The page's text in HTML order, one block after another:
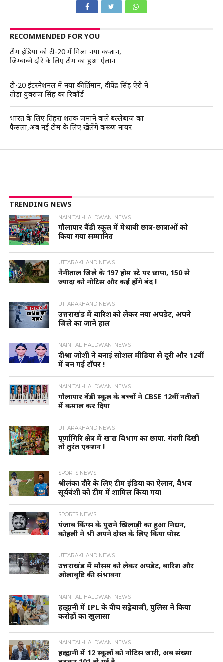
RECOMMENDED FOR YOU
टीम इंडिया को टी-20 में मिला नया कप्तान,
जिम्बाब्वे दौरे के लिए टीम का हुआ ऐलान
टी-20 इंटरनेशनल में नया कीर्तिमान, दीपेंद्र सिंह ऐरी ने
तोड़ा युवराज सिंह का रिकॉर्ड
भारत के लिए तिहरा शतक जमाने वाले बल्लेबाज का
फैसला,अब नई टीम के लिए खेलेंगे करूण नायर
TRENDING NEWS
NAINITAL-HALDWANI NEWS
गौलापार वैंडी स्कूल में मेधावी छात्र-छात्राओं को
किया गया सम्मानित
UTTARAKHAND NEWS
नैनीताल जिले के 197 होम स्टे पर छापा, 150 से
ज्यादा को नोटिस और कई होंगे बंद !
UTTARAKHAND NEWS
उत्तराखंड में बारिश को लेकर नया अपडेट, अपने
जिले का जाने हाल
NAINITAL-HALDWANI NEWS
दीश्रा जोशी ने बनाई सोशल मीडिया से दूरी और 12वीं
में बन गई टॉपर !
NAINITAL-HALDWANI NEWS
गौलापार वेंडी स्कूल के बच्चों ने CBSE 12वीं नतीजों
में कमाल कर दिया
UTTARAKHAND NEWS
पूर्णागिरि क्षेत्र में खाद्य विभाग का छापा, गंदगी दिखी
तो तुरंत एक्शन !
SPORTS NEWS
श्रीलंका दौरे के लिए टीम इंडिया का ऐलान, वैभव
सूर्यवंशी को टीम में शामिल किया गया
SPORTS NEWS
पंजाब किंग्स के पुराने खिलाड़ी का हुआ निधन,
कोहली ने भी अपने दोस्त के लिए किया पोस्ट
UTTARAKHAND NEWS
उत्तराखंड में मौसम को लेकर अपडेट, बारिश और
ओलावृष्टि की संभावना
NAINITAL-HALDWANI NEWS
हल्द्वानी में IPL के बीच सट्टेबाजी, पुलिस ने किया
करोड़ों का खुलासा
NAINITAL-HALDWANI NEWS
हल्द्वानी में 12 स्कूलों को नोटिस जारी, अब संख्या